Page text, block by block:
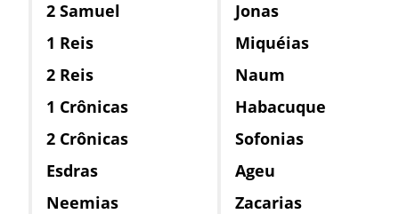
2 Samuel
1 Reis
2 Reis
1 Crônicas
2 Crônicas
Esdras
Neemias
Jonas
Miquéias
Naum
Habacuque
Sofonias
Ageu
Zacarias